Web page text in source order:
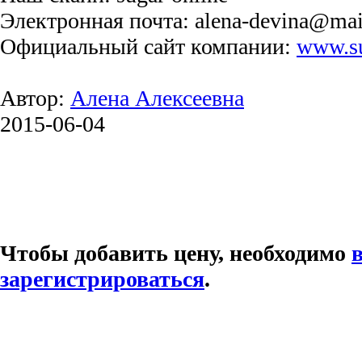
Электронная почта: alena-
Официальный сайт компании:
Автор: Алена Алексеевна
2015-06-04
Чтобы добавить цену, необходимо
зарегистрироваться.